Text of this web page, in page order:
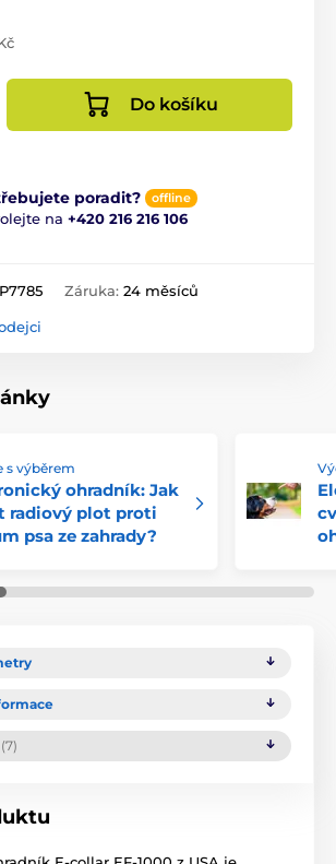
Do košíku
poradit? offline
na +420 216 216 106
P7785 Záruka: 24 měsíců
s výběrem
ohradník: Jak
radiový plot proti
psa ze zahrady?
(7)